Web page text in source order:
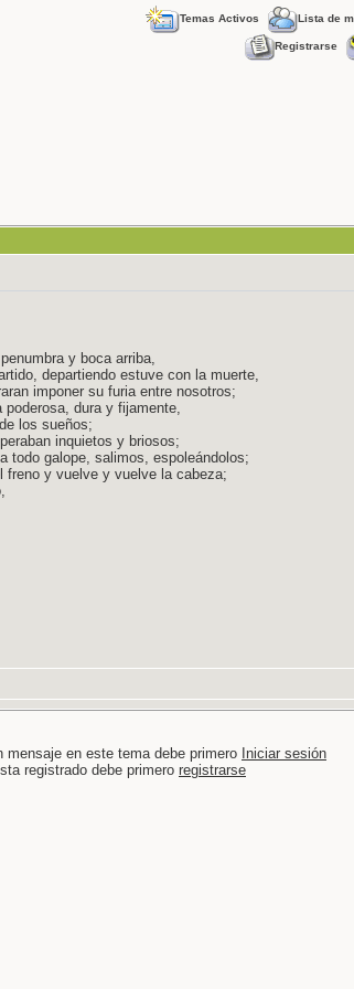
Temas Activos Lista de
Registrarse
y boca arriba,
departiendo estuve con la muerte,
imponer su furia entre nosotros;
dura y fijamente,
los sueños;
inquietos y briosos;
todo galope, salimos, espoleándolos;
freno y vuelve y vuelve la cabeza;
mensaje en este tema debe primero Iniciar sesión
registrado debe primero registrarse